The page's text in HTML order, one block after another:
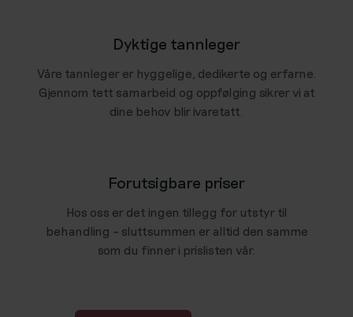
Dyktige tannleger
Våre tannleger er hyggelige, dedikerte og erfarne.
Gjennom tett samarbeid og oppfølging sikrer vi at
dine behov blir ivaretatt.
Forutsigbare priser
Hos oss er det ingen tillegg for utstyr til
behandling – sluttsummen er alltid den samme
som du finner i prislisten vår.